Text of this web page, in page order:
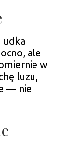
udka
ale
w
luzu,
— nie